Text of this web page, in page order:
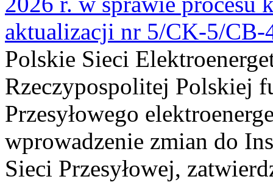
aktualizacji nr 5/CK-5/CB-
Polskie Sieci
Rzeczypospolitej Polskiej
Przesyłowego
wprowadzenie zmian do
Sieci Przesyłowej,